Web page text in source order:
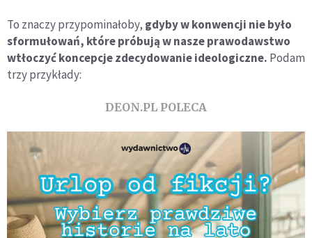
To znaczy przypominałoby, gdyby w konwencji nie było
sformułowań, które próbują w nasze prawodawstwo
wtłoczyć koncepcje zdecydowanie ideologiczne. Podam
trzy przykłady:
DEON.PL POLECA